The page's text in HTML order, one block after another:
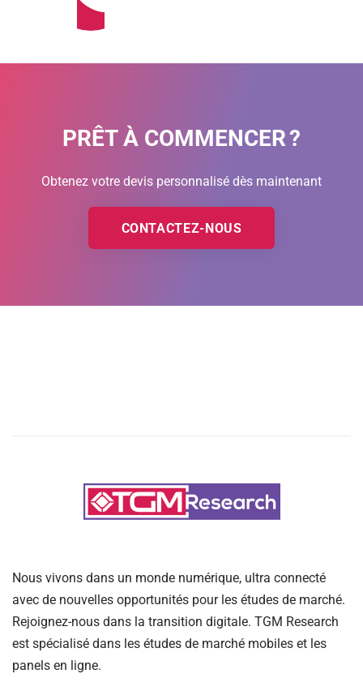
PRÊT À COMMENCER ?
Obtenez votre devis personnalisé dès maintenant
CONTACTEZ-NOUS
Nous vivons dans un monde numérique, ultra connecté
avec de nouvelles opportunités pour les études de marché.
Rejoignez-nous dans la transition digitale. TGM Research
est spécialisé dans les études de marché mobiles et les
panels en ligne.